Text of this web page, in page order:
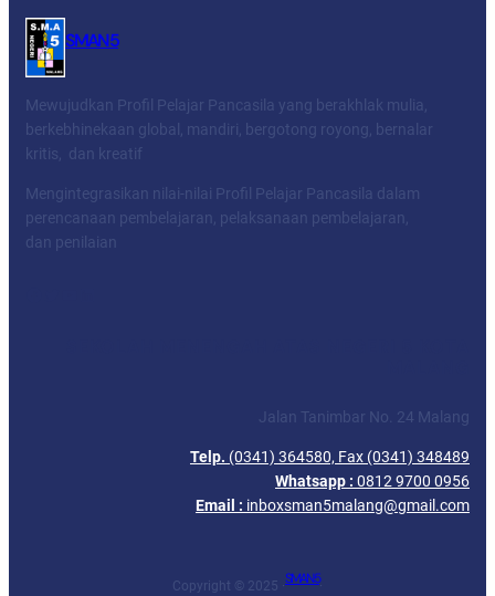
SMAN 5
Mewujudkan Profil Pelajar Pancasila yang berakhlak mulia,
berkebhinekaan global, mandiri, bergotong royong, bernalar
kritis, dan kreatif
Mengintegrasikan nilai-nilai Profil Pelajar Pancasila dalam
perencanaan pembelajaran, pelaksanaan pembelajaran,
dan penilaian
Jalan Tanimbar No. 24 Malang
Telp. (0341) 364580, Fax (0341) 348489
Whatsapp : 0812 9700 0956
Email : inboxsman5malang@gmail.com
Copyright © 2025 ·SMAN 5·